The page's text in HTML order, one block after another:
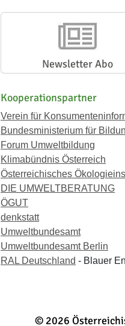
Newsletter Abo
Kooperationspartner
Verein für
Bundesministerium für
Forum Umweltbildung
Klimabündnis Österreich
Österreichisches
DIE UMWELTBERATUNG
ÖGUT
denkstatt
Umweltbundesamt
Umweltbundesamt Berlin
RAL Deutschland - Blauer
© 2026